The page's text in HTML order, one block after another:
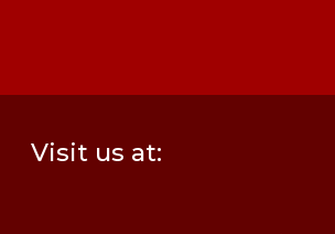
Visit us at: